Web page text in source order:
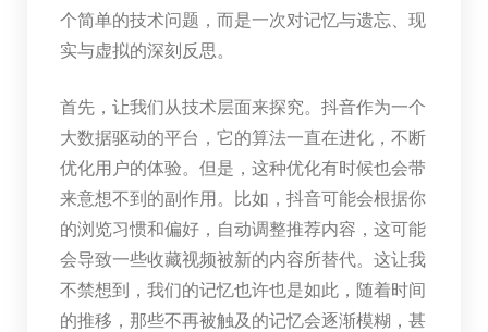
个简单的技术问题，而是一次对记忆与遗忘、现
实与虚拟的深刻反思。
首先，让我们从技术层面来探究。抖音作为一个
大数据驱动的平台，它的算法一直在进化，不断
优化用户的体验。但是，这种优化有时候也会带
来意想不到的副作用。比如，抖音可能会根据你
的浏览习惯和偏好，自动调整推荐内容，这可能
会导致一些收藏视频被新的内容所替代。这让我
不禁想到，我们的记忆也许也是如此，随着时间
的推移，那些不再被触及的记忆会逐渐模糊，甚